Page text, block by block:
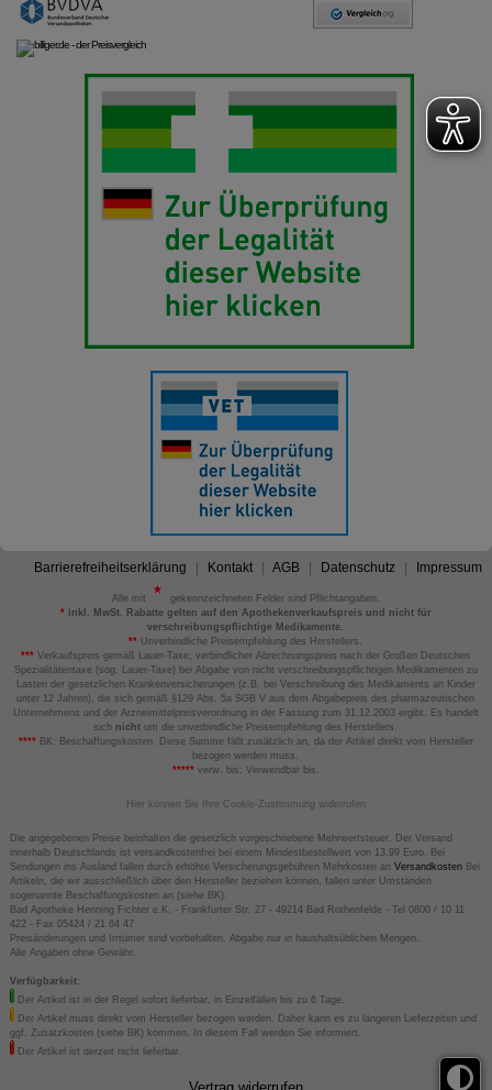
Barrierefreiheitserklärung Kontakt AGB Datenschutz Impressum
Alle mit
gekennzeichneten Felder sind Pflichtangaben.
*inkl. MwSt. Rabatte gelten auf den Apothekenverkaufspreis und nicht für
verschreibungspflichtige Medikamente.
** Unverbindliche Preisempfehlung des Herstellers.
*** Verkaufspreis gemäß Lauer-Taxe; verbindlicher Abrechnungspreis nach der Großen Deutschen
Spezialitätentaxe (sog. Lauer-Taxe) bei Abgabe von nicht verschreibungspflichtigen Medikamenten zu
Lasten der gesetzlichen Krankenversicherungen (z.B. bei Verschreibung des Medikaments an Kinder
unter 12 Jahren), die sich gemäß §129 Abs. 5a SGB V aus dem Abgabepreis des pharmazeutischen
Unternehmens und der Arzneimittelpreisverordnung in der Fassung zum 31.12.2003 ergibt. Es handelt
sich nicht um die unverbindliche Preisempfehlung des Herstellers.
****BK: Beschaffungskosten. Diese Summe fällt zusätzlich an, da der Artikel direkt vom Hersteller
bezogen werden muss.
*****verw. bis: Verwendbar bis.
Hier können Sie Ihre Cookie-Zustimmung widerrufen
Die angegebenen Preise beinhalten die gesetzlich vorgeschriebene Mehrwertsteuer. Der Versand
innerhalb Deutschlands ist versandkostenfrei bei einem Mindestbestellwert von 13,99 Euro. Bei
Sendungen ins Ausland fallen durch erhöhte Versicherungsgebühren Mehrkosten an VersandkostenBei
Artikeln, die wir ausschließlich über den Hersteller beziehen können, fallen unter Umständen
sogenannte Beschaffungskosten an (siehe BK).
Bad Apotheke Henning Fichter e.K. - Frankfurter Str. 27 - 49214 Bad Rothenfelde - Tel 0800 / 10 11
422 - Fax 05424 / 21 64 47
Preisänderungen und Irrtümer sind vorbehalten. Abgabe nur in haushaltsüblichen Mengen.
Alle Angaben ohne Gewähr.
Verfügbarkeit:
Der Artikel ist in der Regel sofort lieferbar, in Einzelfällen bis zu 6 Tage.
Der Artikel muss direkt vom Hersteller bezogen werden. Daher kann es zu längeren Lieferzeiten und
ggf. Zusatzkosten (siehe BK) kommen. In diesem Fall werden Sie informiert.
Der Artikel ist derzeit nicht lieferbar.